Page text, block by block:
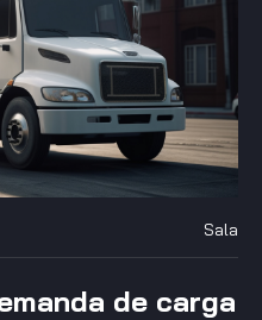
Sala
de carga